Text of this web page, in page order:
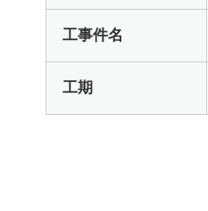
工事件名
工期